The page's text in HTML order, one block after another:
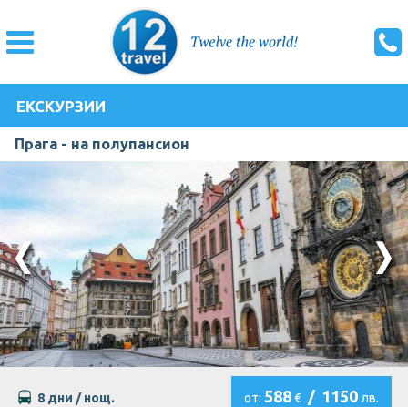
ЕКСКУРЗИИ
Прага - на полупансион
8 дни / нощ. от: 588€ / 1150 лв.